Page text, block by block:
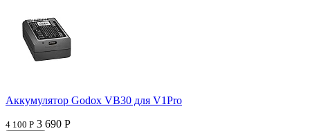
Аккумулятор Godox VB30 для V1Pro
4 100 Р 3 690 Р